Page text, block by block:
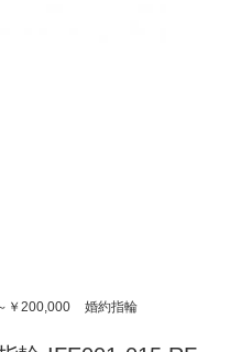
￥200,000 婚約指輪